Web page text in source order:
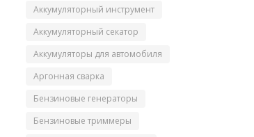
Аккумуляторный инструмент
Аккумуляторный секатор
Аккумуляторы для автомобиля
Аргонная сварка
Бензиновые генераторы
Бензиновые триммеры